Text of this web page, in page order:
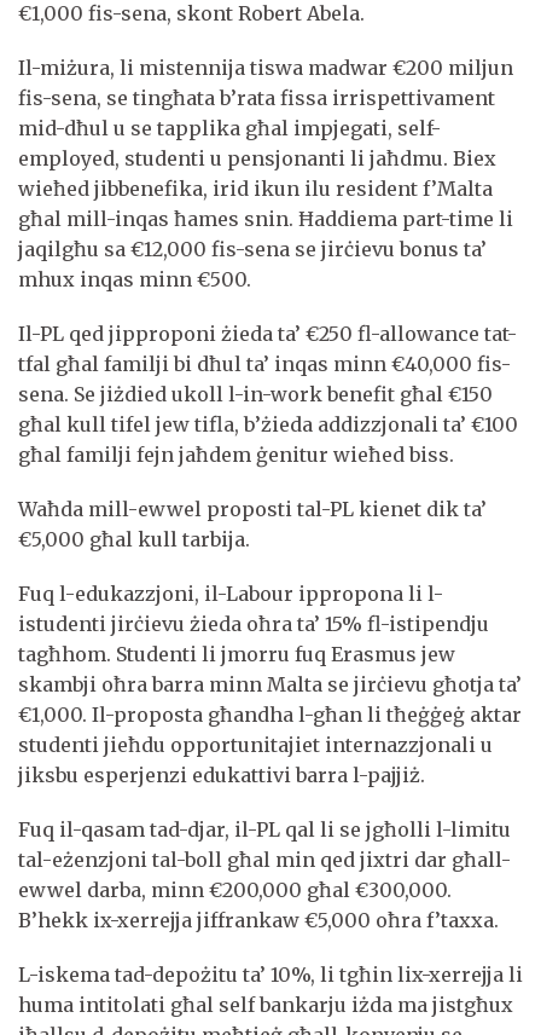
€1,000 fis-sena, skont Robert Abela.
Il-miżura, li mistennija tiswa madwar €200 miljun
fis-sena, se tingħata b’rata fissa irrispettivament
mid-dħul u se tapplika għal impjegati, self-
employed, studenti u pensjonanti li jaħdmu. Biex
wieħed jibbenefika, irid ikun ilu resident f’Malta
għal mill-inqas ħames snin. Ħaddiema part-time li
jaqilgħu sa €12,000 fis-sena se jirċievu bonus ta’
mhux inqas minn €500.
Il-PL qed jipproponi żieda ta’ €250 fl-allowance tat-
tfal għal familji bi dħul ta’ inqas minn €40,000 fis-
sena. Se jiżdied ukoll l-in-work benefit għal €150
għal kull tifel jew tifla, b’żieda addizzjonali ta’ €100
għal familji fejn jaħdem ġenitur wieħed biss.
Waħda mill-ewwel proposti tal-PL kienet dik ta’
€5,000 għal kull tarbija.
Fuq l-edukazzjoni, il-Labour ippropona li l-
istudenti jirċievu żieda oħra ta’ 15% fl-istipendju
tagħhom. Studenti li jmorru fuq Erasmus jew
skambji oħra barra minn Malta se jirċievu għotja ta’
€1,000. Il-proposta għandha l-għan li tħeġġeġ aktar
studenti jieħdu opportunitajiet internazzjonali u
jiksbu esperjenzi edukattivi barra l-pajjiż.
Fuq il-qasam tad-djar, il-PL qal li se jgħolli l-limitu
tal-eżenzjoni tal-boll għal min qed jixtri dar għall-
ewwel darba, minn €200,000 għal €300,000.
B’hekk ix-xerrejja jiffrankaw €5,000 oħra f’taxxa.
L-iskema tad-depożitu ta’ 10%, li tgħin lix-xerrejja li
huma intitolati għal self bankarju iżda ma jistgħux